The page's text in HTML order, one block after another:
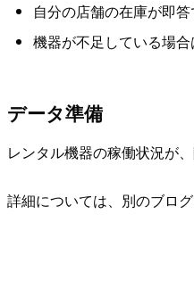
自分の店舗の在庫が即
機器が不足している場
データ準備
レンタル機器の稼働状況が
詳細については、別のブロ